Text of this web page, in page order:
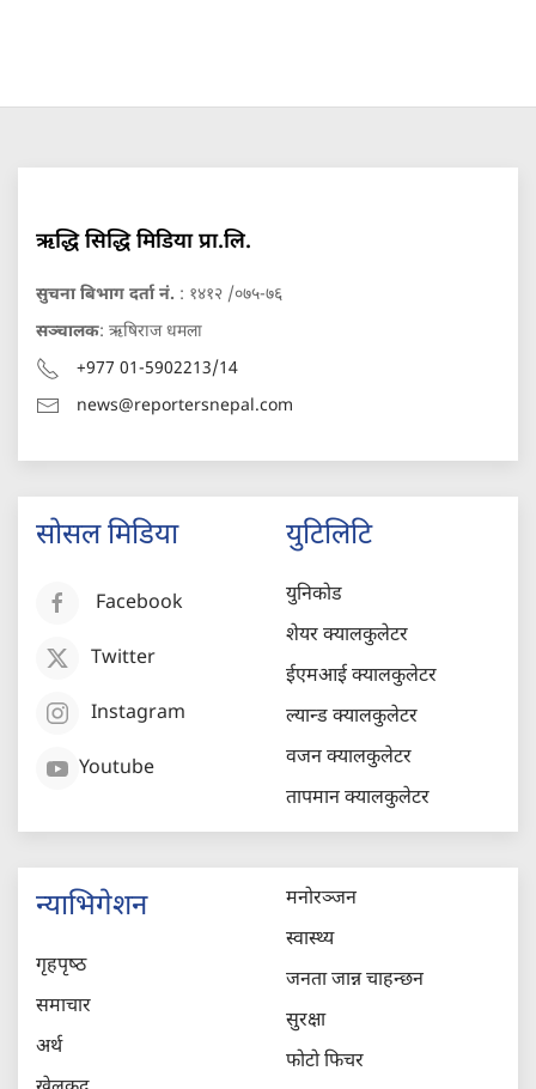
ऋद्धि सिद्धि मिडिया प्रा.लि.
सुचना बिभाग दर्ता नं. : १४१२ /०७५-७६
सञ्चालक: ऋषिराज धमला
+977 01-5902213/14
news@reportersnepal.com
सोसल मिडिया
Facebook
Twitter
Instagram
Youtube
युटिलिटि
युनिकोड
शेयर क्यालकुलेटर
ईएमआई क्यालकुलेटर
ल्यान्ड क्यालकुलेटर
वजन क्यालकुलेटर
तापमान क्यालकुलेटर
न्याभिगेशन
गृहपृष्‍ठ
समाचार
अर्थ
मनोरञ्जन
स्वास्थ्य
जनता जान्न चाहन्छन
सुरक्षा
फोटो फिचर